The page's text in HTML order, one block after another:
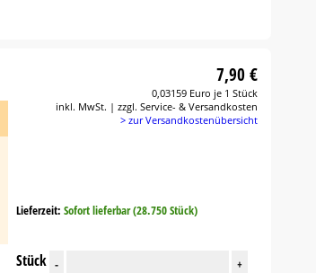
7,90 €
0,03159 Euro je 1 Stück
inkl. MwSt. | zzgl. Service- & Versandkosten
> zur Versandkostenübersicht
Lieferzeit: Sofort lieferbar (28.750 Stück)
Stück - +